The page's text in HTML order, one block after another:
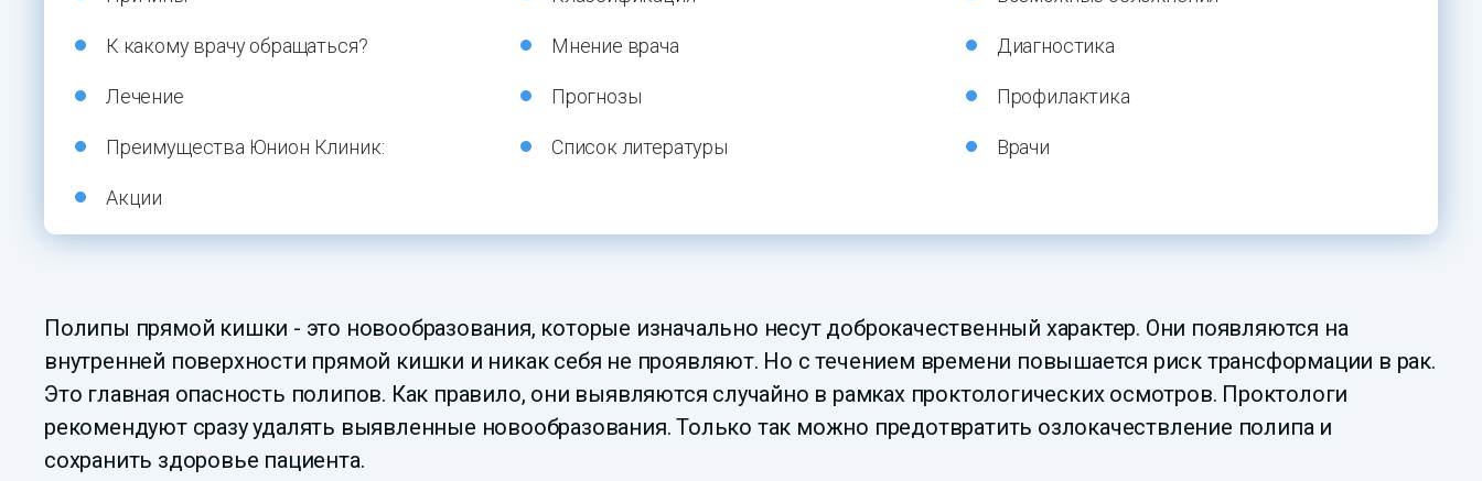
К какому врачу обращаться? Мнение врача Диагностика
Лечение Прогнозы Профилактика
Преимущества Юнион Клиник: Список литературы Врачи
Акции
Полипы прямой кишки - это новообразования, которые изначально несут доброкачественный характер. Они появляются на
внутренней поверхности прямой кишки и никак себя не проявляют. Но с течением времени повышается риск трансформации в рак.
Это главная опасность полипов. Как правило, они выявляются случайно в рамках проктологических осмотров. Проктологи
рекомендуют сразу удалять выявленные новообразования. Только так можно предотвратить озлокачествление полипа и
сохранить здоровье пациента.